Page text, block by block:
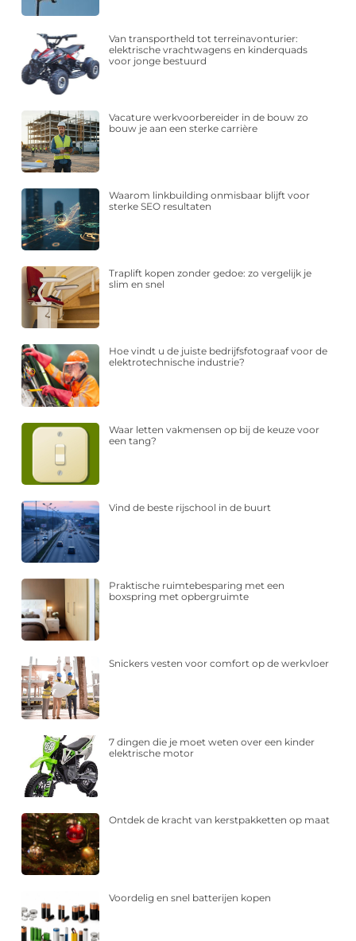
Van transportheld tot terreinavonturier:
elektrische vrachtwagens en kinderquads
voor jonge bestuurd
Vacature werkvoorbereider in de bouw zo
bouw je aan een sterke carrière
Waarom linkbuilding onmisbaar blijft voor
sterke SEO resultaten
Traplift kopen zonder gedoe: zo vergelijk je
slim en snel
Hoe vindt u de juiste bedrijfsfotograaf voor de
elektrotechnische industrie?
Waar letten vakmensen op bij de keuze voor
een tang?
Vind de beste rijschool in de buurt
Praktische ruimtebesparing met een
boxspring met opbergruimte
Snickers vesten voor comfort op de werkvloer
7 dingen die je moet weten over een kinder
elektrische motor
Ontdek de kracht van kerstpakketten op maat
Voordelig en snel batterijen kopen